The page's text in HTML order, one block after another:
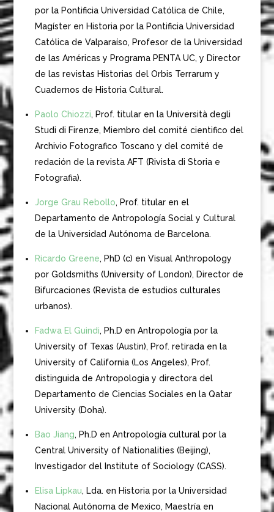
por la Pontificia Universidad Católica de Chile,
Magíster en Historia por la Pontificia Universidad
Católica de Valparaíso, Profesor de la Universidad
de las Américas y Programa PENTA UC, y Director
de las revistas Historias del Orbis Terrarum y
Cuadernos de Historia Cultural.
Paolo Chiozzi, Prof. titular en la Università degli
Studi di Firenze, Miembro del comité cientifico del
Archivio Fotografico Toscano y del comité de
redación de la revista AFT (Rivista di Storia e
Fotografia).
Jorge Grau Rebollo, Prof. titular en el
Departamento de Antropología Social y Cultural
de la Universidad Autónoma de Barcelona.
Ricardo Greene, PhD (c) en Visual Anthropology
por Goldsmiths (University of London), Director de
Bifurcaciones (Revista de estudios culturales
urbanos).
Fadwa El Guindi, Ph.D en Antropología por la
University of Texas (Austin), Prof. retirada en la
University of California (Los Angeles), Prof.
distinguida de Antropologia y directora del
Departamento de Ciencias Sociales en la Qatar
University (Doha).
Bao Jiang, Ph.D en Antropología cultural por la
Central University of Nationalities (Beijing),
Investigador del Institute of Sociology (CASS).
Elisa Lipkau, Lda. en Historia por la Universidad
Nacional Autónoma de Mexico, Maestría en